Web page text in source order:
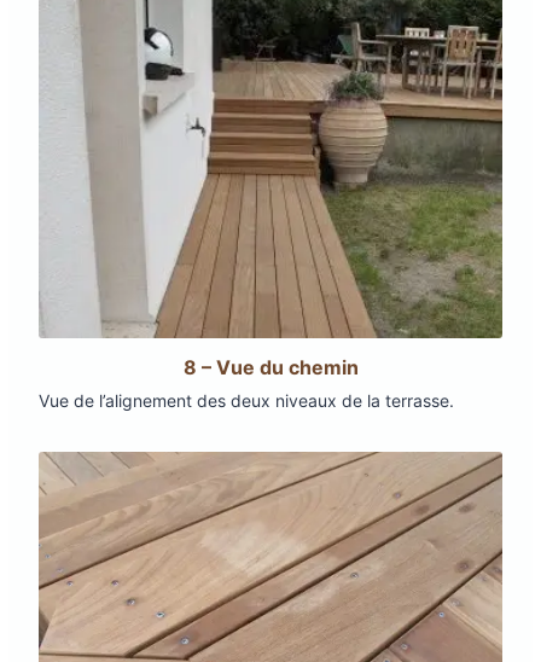
8 – Vue du chemin
Vue de l’alignement des deux niveaux de la terrasse.